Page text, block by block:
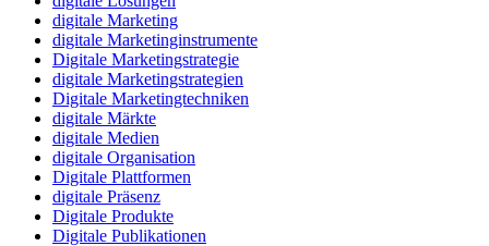
digitale Marketing
digitale Marketinginstrumente
Digitale Marketingstrategie
digitale Marketingstrategien
Digitale Marketingtechniken
digitale Märkte
digitale Medien
digitale Organisation
Digitale Plattformen
digitale Präsenz
Digitale Produkte
Digitale Publikationen